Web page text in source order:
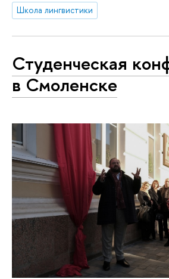
Школа лингвистики
Студенческая
в Смоленске